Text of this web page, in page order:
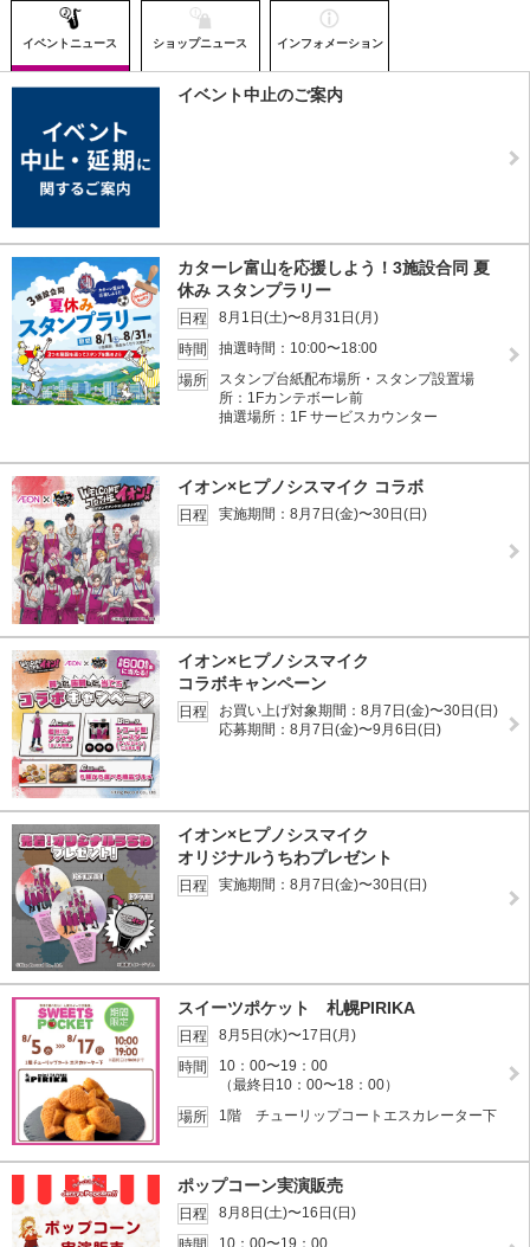
イベントニュース ショップニュース インフォメーション
イベント中止のご案内
カターレ富山を応援しよう！3施設合同 夏
休み スタンプラリー
日程
8月1日(土)〜8月31日(月)
時間
抽選時間：10:00〜18:00
場所
スタンプ台紙配布場所・スタンプ設置場
所：1Fカンテボーレ前
抽選場所：1F サービスカウンター
イオン×ヒプノシスマイク コラボ
日程 実施期間：8月7日(金)〜30日(日)
イオン×ヒプノシスマイク
コラボキャンペーン
日程
お買い上げ対象期間：8月7日(金)〜30日(日)
応募期間：8月7日(金)〜9月6日(日)
イオン×ヒプノシスマイク
オリジナルうちわプレゼント
日程 実施期間：8月7日(金)〜30日(日)
スイーツポケット 札幌PIRIKA
日程
8月5日(水)〜17日(月)
時間
10：00〜19：00
（最終日10：00〜18：00）
場所
1階 チューリップコートエスカレーター下
ポップコーン実演販売
日程
8月8日(土)〜16日(日)